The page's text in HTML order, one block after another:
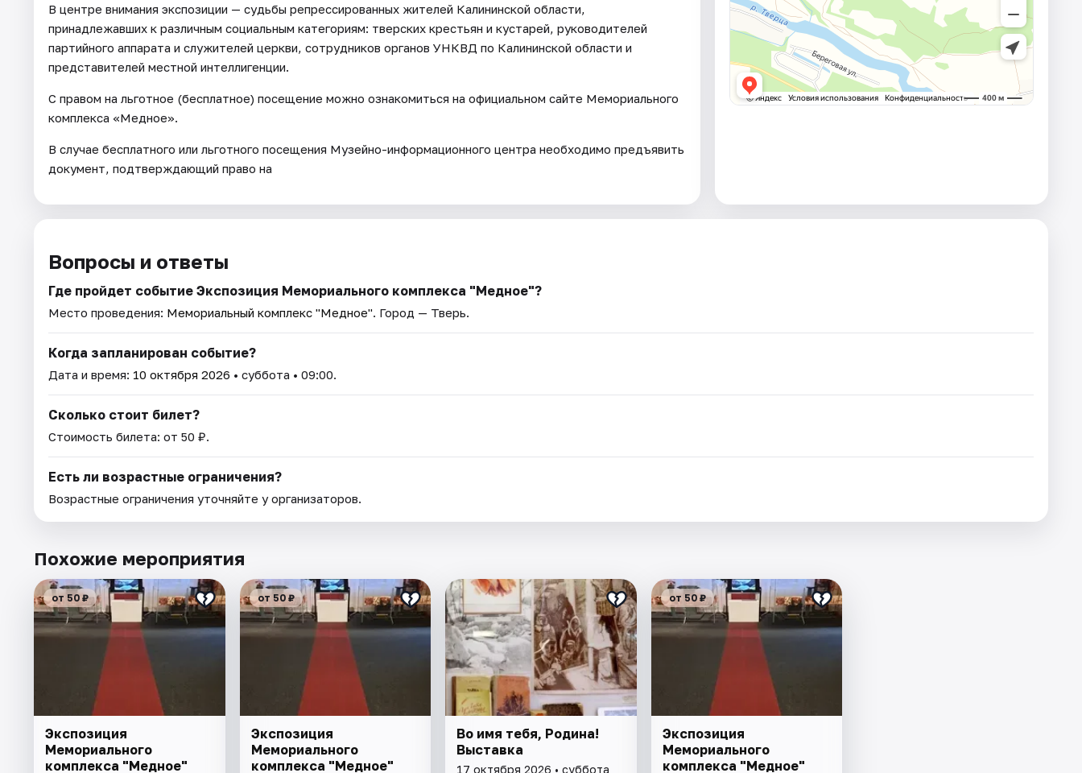
В центре внимания экспозиции — судьбы репрессированных жителей Калининской области,
принадлежавших к различным социальным категориям: тверских крестьян и кустарей, руководителей
партийного аппарата и служителей церкви, сотрудников органов УНКВД по Калининской области и
представителей местной интеллигенции.
С правом на льготное (бесплатное) посещение можно ознакомиться на официальном сайте Мемориального
комплекса «Медное».
В случае бесплатного или льготного посещения Музейно-информационного центра необходимо предъявить
документ, подтверждающий право на
Вопросы и ответы
Где пройдет событие Экспозиция Мемориального комплекса "Медное"?
Место проведения: Мемориальный комплекс "Медное". Город — Тверь.
Когда запланирован событие?
Дата и время: 10 октября 2026 • суббота • 09:00.
Сколько стоит билет?
Стоимость билета: от 50 ₽.
Есть ли возрастные ограничения?
Возрастные ограничения уточняйте у организаторов.
Похожие мероприятия
от 50 ₽
Экспозиция
Мемориального
комплекса "Медное"
от 50 ₽
Экспозиция
Мемориального
комплекса "Медное"
Во имя тебя, Родина!
Выставка
17 октября 2026 • суббота
от 50 ₽
Экспозиция
Мемориального
комплекса "Медное"